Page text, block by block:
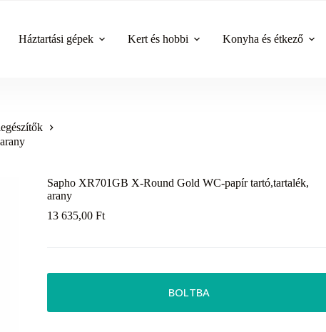
Háztartási gépek Kert és hobbi Konyha és étkező
Sapho XR701GB X-Round Gold WC-papír tartó,tartalék,
arany
13 635,00Ft
BOLTBA